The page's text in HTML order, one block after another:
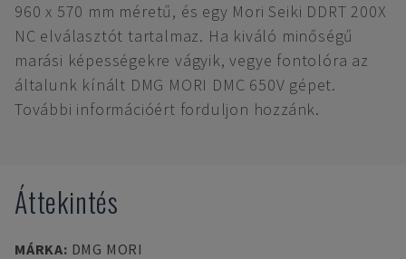
960 x 570 mm méretű, és egy Mori Seiki DDRT 200X
NC elválasztót tartalmaz. Ha kiváló minőségű
marási képességekre vágyik, vegye fontolóra az
általunk kínált DMG MORI DMC 650V gépet.
További információért forduljon hozzánk.
Áttekintés
MÁRKA: DMG MORI